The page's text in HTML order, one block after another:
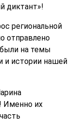
диктант»!
региональной
отправлено
на темы
и истории нашей
Именно их